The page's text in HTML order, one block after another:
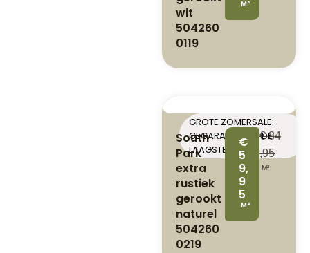
wit
504260
0119
M²
GROTE ZOMERSALE:
GEGARANDEERD DE
LAAGSTE PRIJS
South
Park
extra
rustiek
gerookt
naturel
504260
0219
€
5
9,
9
5
M²
€84
,95
M²